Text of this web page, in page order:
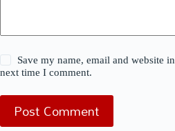
Save my name, email and website
next time I comment.
Post Comment